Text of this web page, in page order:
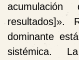
resultados]».
dominante está
sistémica.